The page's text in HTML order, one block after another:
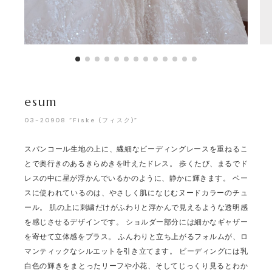
esum
03-20908 “Fiske (フィスク)”
スパンコール生地の上に、繊細なビーディングレースを重ねるこ
とで奥行きのあるきらめきを叶えたドレス。 歩くたび、まるでド
レスの中に星が浮かんでいるかのように、静かに輝きます。 ベー
スに使われているのは、やさしく肌になじむヌードカラーのチュ
ール。 肌の上に刺繍だけがふわりと浮かんで見えるような透明感
を感じさせるデザインです。 ショルダー部分には細かなギャザー
を寄せて立体感をプラス。 ふんわりと立ち上がるフォルムが、ロ
マンティックなシルエットを引き立てます。 ビーディングには乳
白色の輝きをまとったリーフや小花、そしてじっくり見るとわか